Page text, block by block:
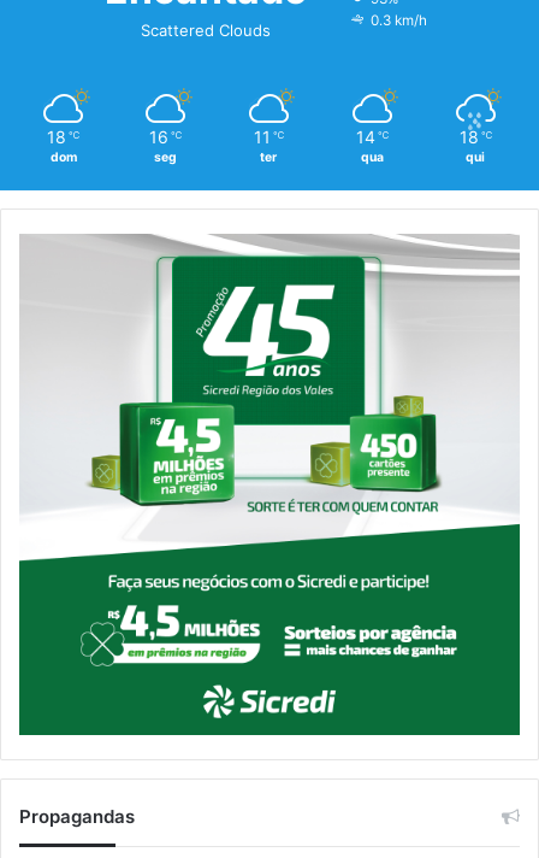
Scattered Clouds
0.3 km/h
18 ℃
dom
16 ℃
seg
11 ℃
ter
14 ℃
qua
18 ℃
qui
Propagandas